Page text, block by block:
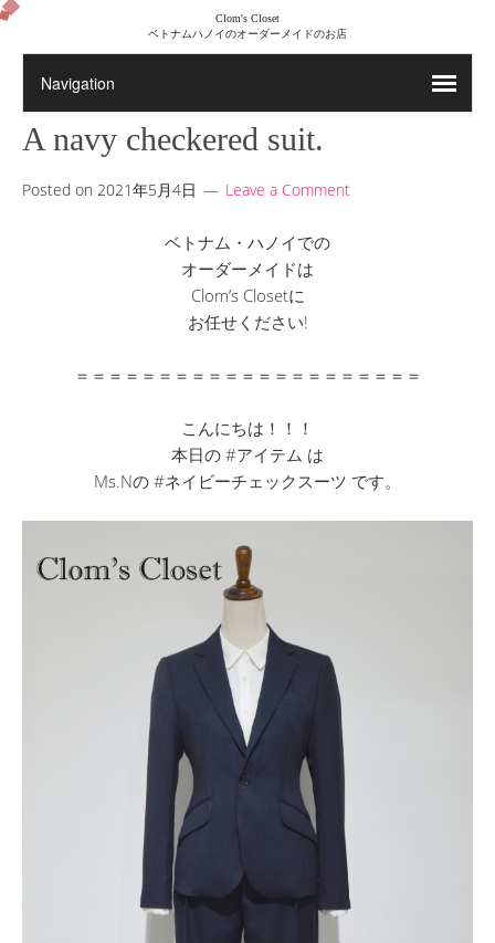
Clom's Closet
ベトナムハノイのオーダーメイドのお店
A navy checkered suit.
Posted on 2021年5月4日 Leave a Comment
ベトナム・ハノイでの
オーダーメイドは
Clom’s Closetに
お任せください!
＝＝＝＝＝＝＝＝＝＝＝＝＝＝＝＝＝＝＝＝＝
こんにちは！！！
本日の #アイテム は
Ms.Nの #ネイビーチェックスーツ です。